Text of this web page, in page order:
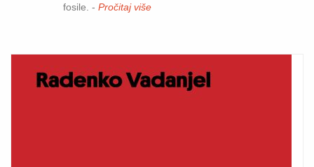
fosile. - Pročitaj više